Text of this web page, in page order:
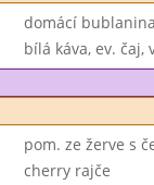
domácí
bílá káva, ev. čaj,
pom. ze žerve s
cherry rajče